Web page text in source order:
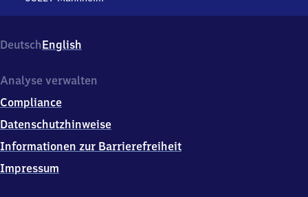
Friedrichsfeld,
Main-
Bahnstr.
6
8
2
9
Mannheim
DeutschEnglish
Analyse verwalten
Compliance
Datenschutzhinweise
Informationen zur Barrierefreiheit
Impressum